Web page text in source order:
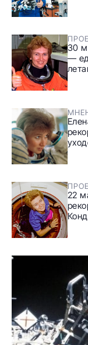
30
—
22